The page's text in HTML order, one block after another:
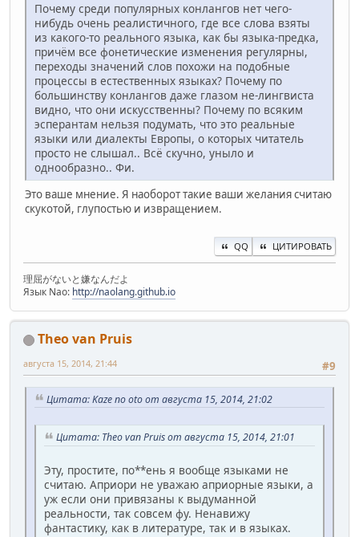
Почему среди популярных конлангов нет чего-
нибудь очень реалистичного, где все слова взяты
из какого-то реального языка, как бы языка-предка,
причём все фонетические изменения регулярны,
переходы значений слов похожи на подобные
процессы в естественных языках? Почему по
большинству конлангов даже глазом не-лингвиста
видно, что они искусственны? Почему по всяким
эсперантам нельзя подумать, что это реальные
языки или диалекты Европы, о которых читатель
просто не слышал.. Всё скучно, уныло и
однообразно.. Фи.
Это ваше мнение. Я наоборот такие ваши желания считаю
скукотой, глупостью и извращением.
QQ ЦИТИРОВАТЬ
理屈がないと嫌なんだよ
Язык Nao: http://naolang.github.io
Theo van Pruis
#9
августа 15, 2014, 21:44
Цитата: Kaze no oto от августа 15, 2014, 21:02
Цитата: Theo van Pruis от августа 15, 2014, 21:01
Эту, простите, по**ень я вообще языками не
считаю. Априори не уважаю априорные языки, а
уж если они привязаны к выдуманной
реальности, так совсем фу. Ненавижу
фантастику, как в литературе, так и в языках.